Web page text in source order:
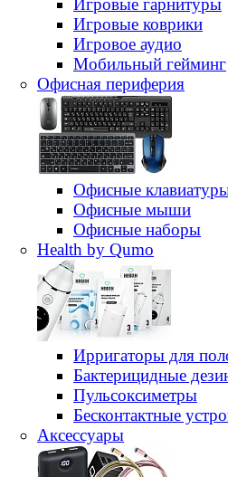
Игровые гарнитуры
Игровые коврики
Игровое аудио
Мобильный гейминг
Офисная периферия
Офисные
Офисные мыши
Офисные наборы
Health by Qumo
Ирригаторы для
Бактерицидные
Пульсоксиметры
Бесконтактные
Аксессуары